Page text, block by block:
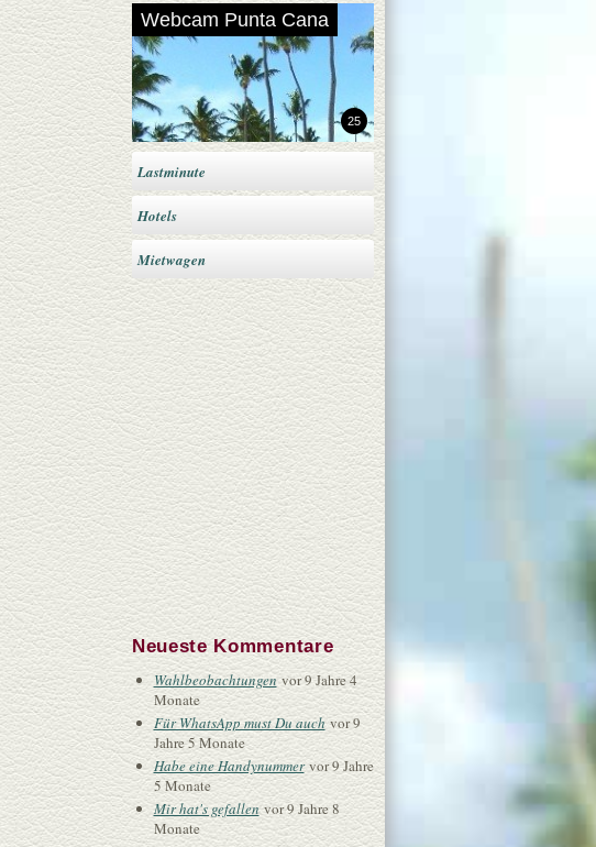
Webcam Punta Cana
25
Lastminute
Hotels
Mietwagen
Neueste Kommentare
Wahlbeobachtungen vor 9 Jahre 4
Monate
Für WhatsApp must Du auch vor 9
Jahre 5 Monate
Habe eine Handynummer vor 9 Jahre
5 Monate
Mir hat's gefallen vor 9 Jahre 8
Monate